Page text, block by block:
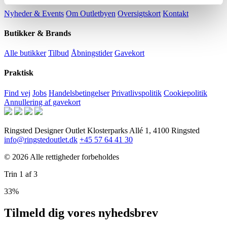
Nyheder & Events Om Outletbyen Oversigtskort Kontakt
Butikker & Brands
Alle butikker Tilbud Åbningstider Gavekort
Praktisk
Find vej Jobs Handelsbetingelser Privatlivspolitik Cookiepolitik
Annullering af gavekort
Ringsted Designer Outlet Klosterparks Allé 1, 4100 Ringsted
info@ringstedoutlet.dk +45 57 64 41 30
© 2026 Alle rettigheder forbeholdes
Trin 1 af3
33%
Tilmeld dig vores nyhedsbrev